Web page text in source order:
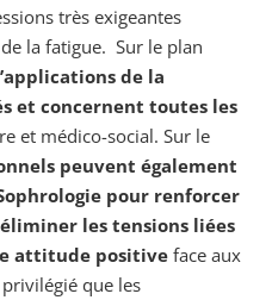
très exigeantes
la fatigue. Sur le plan
de la
et concernent toutes les
et médico-social. Sur le
peuvent également
pour renforcer
les tensions liées
attitude positiveface aux
que les